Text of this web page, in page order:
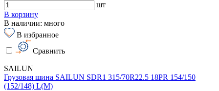
шт
В корзину
В наличии: много
В избранное
Сравнить
SAILUN
Грузовая шина SAILUN SDR1 315/70R22.5 18PR 154/150
(152/148) L(M)